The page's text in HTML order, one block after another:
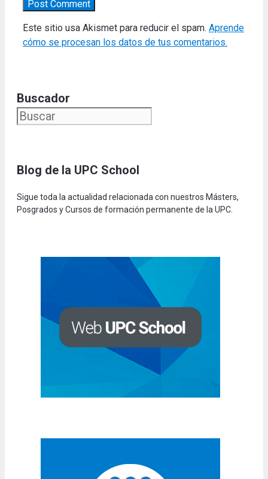
Este sitio usa Akismet para reducir el spam. Aprende
cómo se procesan los datos de tus comentarios.
Buscador
Blog de la UPC School
Sigue toda la actualidad relacionada con nuestros Másters,
Posgrados y Cursos de formación permanente de la UPC.